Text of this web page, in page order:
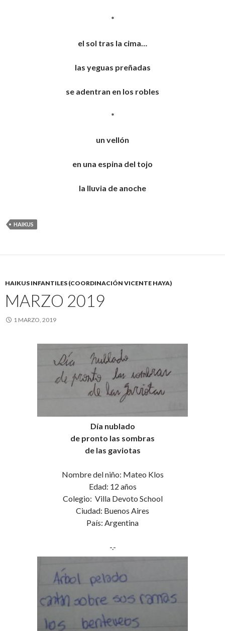
*
el sol tras la cima…
las yeguas preñadas
se adentran en los robles
*
un vellón
en una espina del tojo
la lluvia de anoche
HAIKUS
HAIKUS INFANTILES (COORDINACIÓN VICENTE HAYA)
MARZO 2019
1 MARZO, 2019
Día nublado
de pronto las sombras
de las gaviotas
Nombre del niño: Mateo Klos
Edad: 12 años
Colegio: Villa Devoto School
Ciudad: Buenos Aires
País: Argentina
-.-